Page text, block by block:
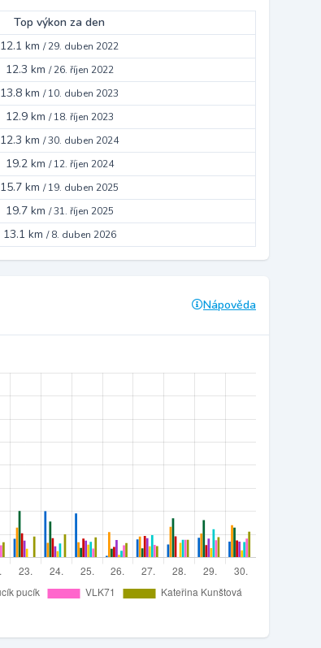
Top výkon za den
12.1 km /29. duben 2022
12.3 km /26. říjen 2022
13.8 km /10. duben 2023
12.9 km /18. říjen 2023
12.3 km /30. duben 2024
19.2 km /12. říjen 2024
15.7 km /19. duben 2025
19.7 km /31. říjen 2025
13.1 km /8. duben 2026
Nápověda